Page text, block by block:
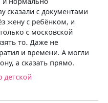
сказали с документами
жену с ребёнком, и
с московской
то. Даже не
и времени. А могли
а сказать прямо.
детской